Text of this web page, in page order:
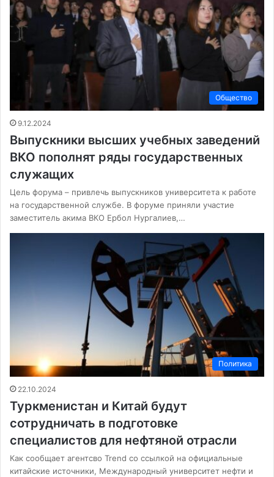
Общество
9.12.2024
Выпускники высших учебных заведений
ВКО пополнят ряды государственных
служащих
Цель форума – привлечь выпускников университета к работе
на государственной службе. В форуме приняли участие
заместитель акима ВКО Ербол Нургалиев,…
Политика
22.10.2024
Туркменистан и Китай будут
сотрудничать в подготовке
специалистов для нефтяной отрасли
Как сообщает агентсво Trend со ссылкой на официальные
китайские источники, Международный университет нефти и